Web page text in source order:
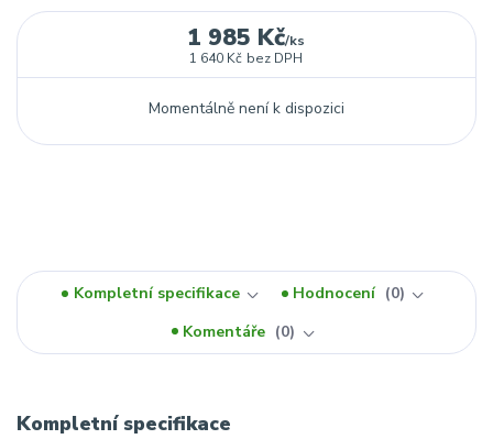
1 985 Kč/ks
1 640 Kč bez DPH
Momentálně není k dispozici
Kompletní specifikace Hodnocení
0
Komentáře
0
Kompletní specifikace